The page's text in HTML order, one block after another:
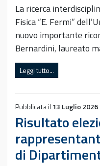
La ricerca
Fisica “E. Fermi”
nuovo importante
Bernardini, laureato
Leggi tutto...
Pubblicata il 13 Luglio 2026
Risultato
di